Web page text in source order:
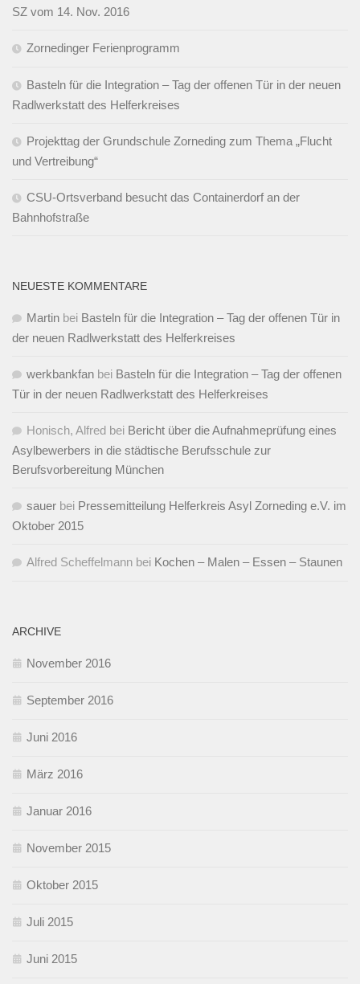
SZ vom 14. Nov. 2016
Zornedinger Ferienprogramm
Basteln für die Integration – Tag der offenen Tür in der neuen
Radlwerkstatt des Helferkreises
Projekttag der Grundschule Zorneding zum Thema „Flucht
und Vertreibung“
CSU-Ortsverband besucht das Containerdorf an der
Bahnhofstraße
NEUESTE KOMMENTARE
Martin bei Basteln für die Integration – Tag der offenen Tür in
der neuen Radlwerkstatt des Helferkreises
werkbankfan bei Basteln für die Integration – Tag der offenen
Tür in der neuen Radlwerkstatt des Helferkreises
Honisch, Alfred bei Bericht über die Aufnahmeprüfung eines
Asylbewerbers in die städtische Berufsschule zur
Berufsvorbereitung München
sauer bei Pressemitteilung Helferkreis Asyl Zorneding e.V. im
Oktober 2015
Alfred Scheffelmann bei Kochen – Malen – Essen – Staunen
ARCHIVE
November 2016
September 2016
Juni 2016
März 2016
Januar 2016
November 2015
Oktober 2015
Juli 2015
Juni 2015